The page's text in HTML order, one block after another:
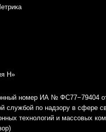
Н»
номер ИА № ФС77−79404
службой по надзору в сфере
технологий и массовых